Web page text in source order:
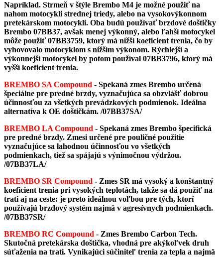
Napríklad. Strmeň v štýle Brembo M4 je možné použiť na
nahom motocykli strednej triedy, alebo na vysokovýkonnom
pretekárskom motocykli. Oba budú používať brzdové doštičky
Brembo 07BB37, avšak menej výkonný, alebo ľahší motocykel
môže použiť 07BB3759, ktorý má nižší koeficient trenia, čo by
vyhovovalo motocyklom s nižším výkonom. Rýchlejší a
výkonnejší motocykel by potom používal 07BB3796, ktorý má
vyšší koeficient trenia.
BREMBO SA Compound - Spekaná zmes Brembo určená
špeciálne pre predné brzdy, vyznačujúca sa obzvlášť dobrou
účinnosťou za všetkých prevádzkových podmienok. Ideálna
alternatíva k OE doštičkám. /07BB37SA/
BREMBO LA Compound - Spekaná zmes Brembo špecifická
pre predné brzdy. Zmesi určené pre pouličné použitie
vyznačujúce sa lahodnou účinnosťou vo všetkých
podmienkach, tiež sa spájajú s výnimočnou výdržou.
/07BB37LA/
BREMBO SR Compound - Zmes SR má vysoký a konštantný
koeficient trenia pri vysokých teplotách, takže sa dá použiť na
trati aj na ceste: je preto ideálnou voľbou pre tých, ktorí
používajú brzdový systém najmä v agresívnych podmienkach.
/07BB37SR/
BREMBO RC Compound - Zmes Brembo Carbon Tech.
Skutočná pretekárska doštička, vhodná pre akýkoľvek druh
súťaženia na trati. Vynikajúci súčiniteľ trenia za tepla a najmä